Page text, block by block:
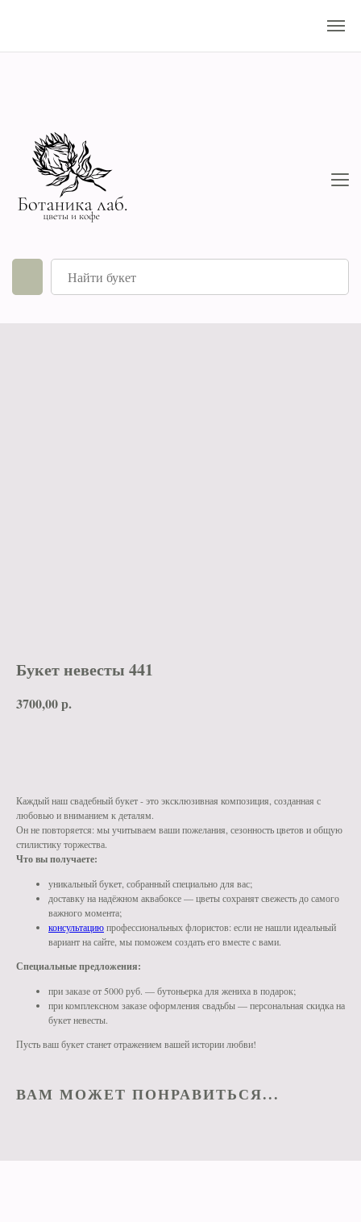
Букет невесты 441
3700,00р.
Каждый наш свадебный букет - это эксклюзивная композиция, созданная с
любовью и вниманием к деталям.
Он не повторяется: мы учитываем ваши пожелания, сезонность цветов и общую
стилистику торжества.
Что вы получаете:
уникальный букет, собранный специально для вас;
доставку на надёжном аквабоксе — цветы сохранят свежесть до самого
важного момента;
консультациюпрофессиональных флористов: если не нашли идеальный
вариант на сайте, мы поможем создать его вместе с вами.
Специальные предложения:
при заказе от 5000 руб. — бутоньерка для жениха в подарок;
при комплексном заказе оформления свадьбы — персональная скидка на
букет невесты.
Пусть ваш букет станет отражением вашей истории любви!
ВАМ МОЖЕТ ПОНРАВИТЬСЯ...